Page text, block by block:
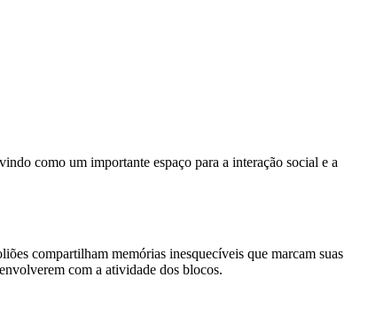
como um importante espaço para a interação social e a
compartilham memórias inesquecíveis que marcam suas
com a atividade dos blocos.